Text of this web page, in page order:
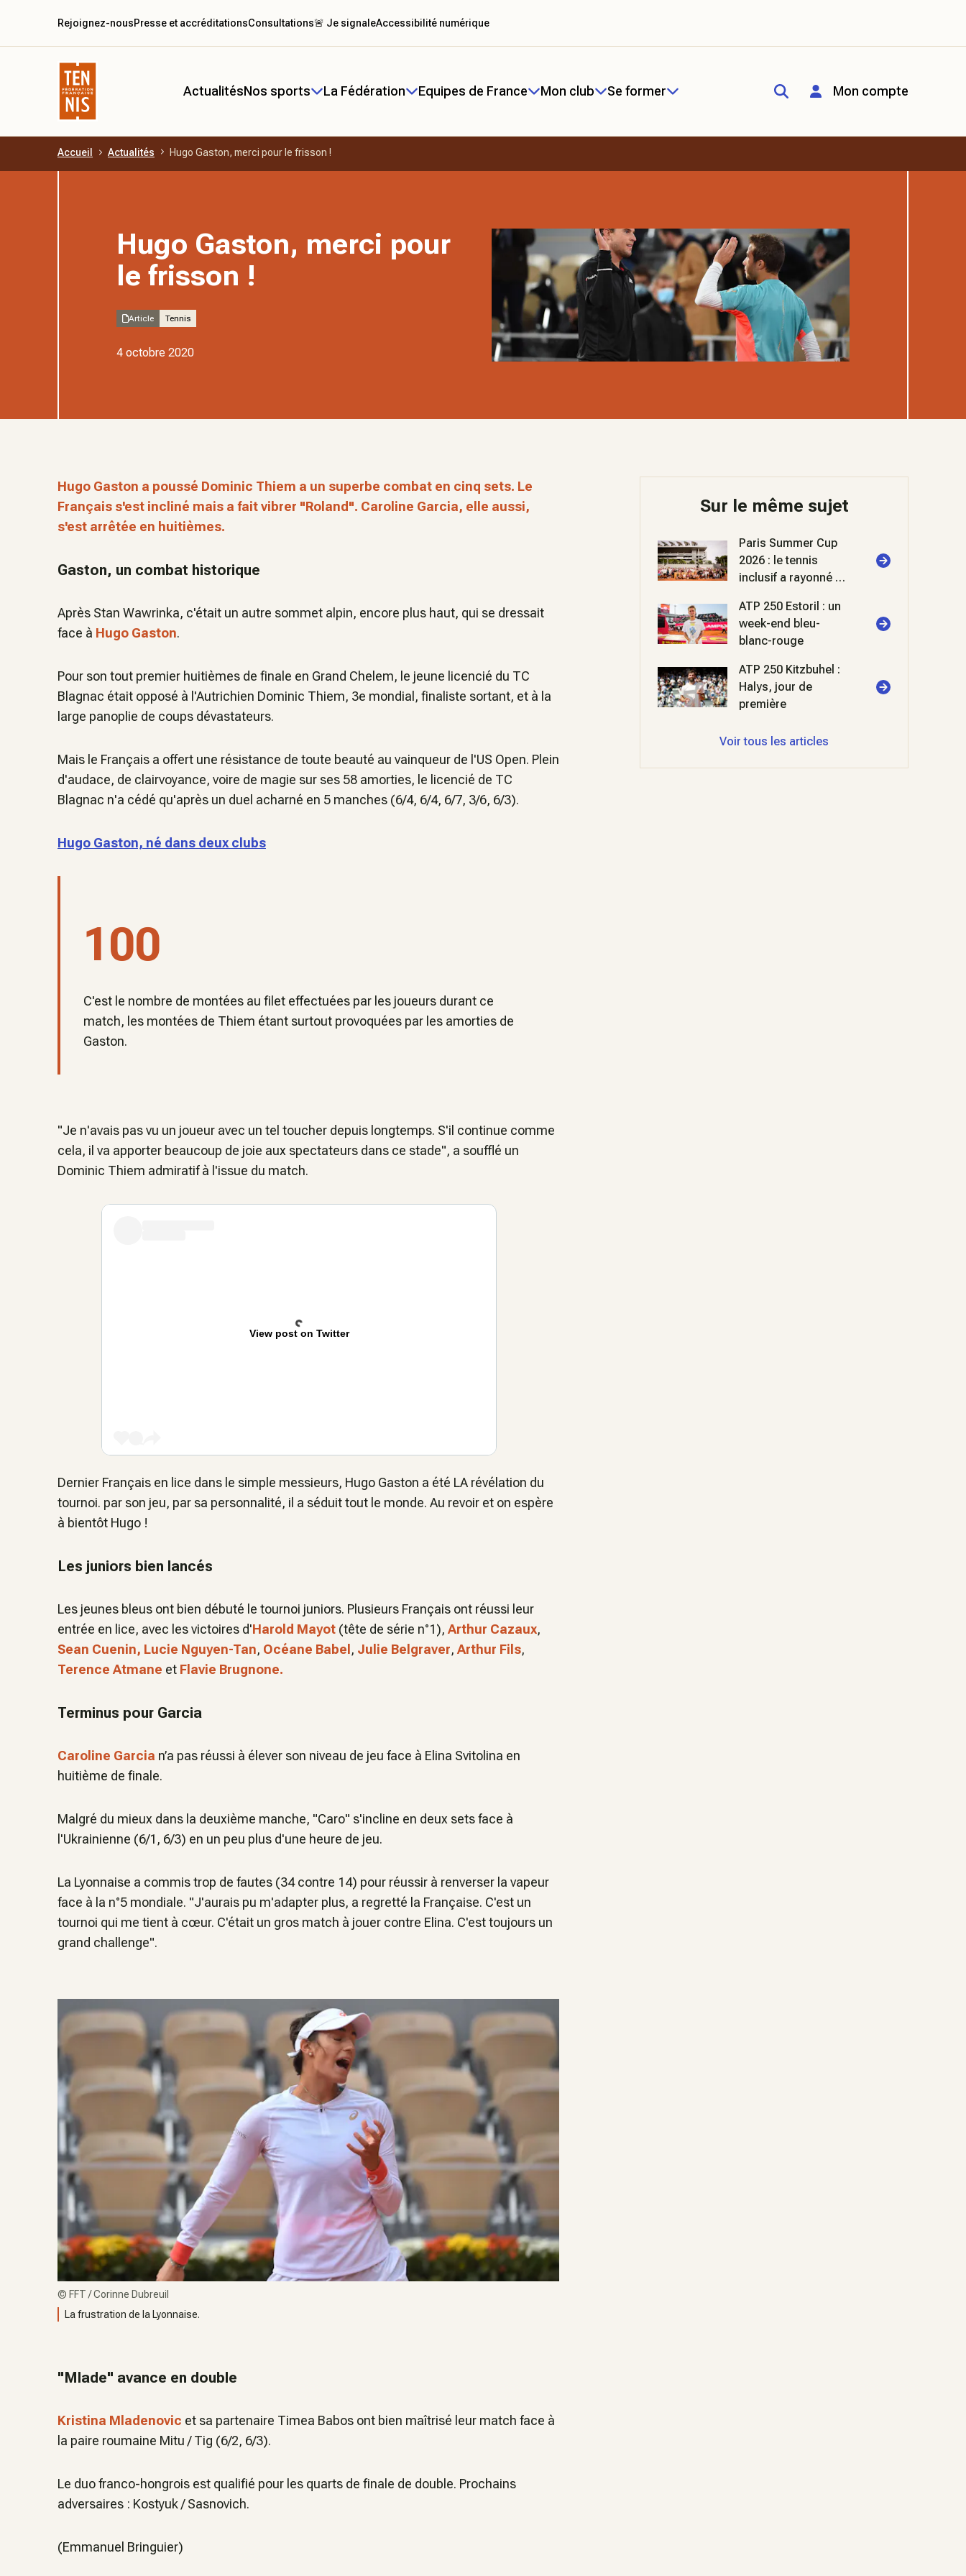
Aller au contenu principal
ActualitésNos sports La Fédération Equipes de France Mon club Se former Mon compte
Rejoignez-nousPresse et accréditationsConsultations🚨 Je signaleAccessibilité numérique
Accueil Actualités Hugo Gaston, merci pour le frisson !
Hugo Gaston, merci pour
le frisson !
Article Tennis
4 octobre 2020
Hugo Gaston a poussé Dominic Thiem a un superbe combat en cinq sets. Le
Français s'est incliné mais a fait vibrer "Roland". Caroline Garcia, elle aussi,
s'est arrêtée en huitièmes.
Gaston, un combat historique
Après Stan Wawrinka, c'était un autre sommet alpin, encore plus haut, qui se dressait
face à Hugo Gaston.
Pour son tout premier huitièmes de finale en Grand Chelem, le jeune licencié du TC
Blagnac était opposé à l'Autrichien Dominic Thiem, 3e mondial, finaliste sortant, et à la
large panoplie de coups dévastateurs.
Mais le Français a offert une résistance de toute beauté au vainqueur de l'US Open. Plein
d'audace, de clairvoyance, voire de magie sur ses 58 amorties, le licencié de TC
Blagnac n'a cédé qu'après un duel acharné en 5 manches (6/4, 6/4, 6/7, 3/6, 6/3).
Hugo Gaston, né dans deux clubs
100
C'est le nombre de montées au filet effectuées par les joueurs durant ce
match, les montées de Thiem étant surtout provoquées par les amorties de
Gaston.
"Je n'avais pas vu un joueur avec un tel toucher depuis longtemps. S'il continue comme
cela, il va apporter beaucoup de joie aux spectateurs dans ce stade", a soufflé un
Dominic Thiem admiratif à l'issue du match.
View post on Twitter
Dernier Français en lice dans le simple messieurs, Hugo Gaston a été LA révélation du
tournoi. par son jeu, par sa personnalité, il a séduit tout le monde. Au revoir et on espère
à bientôt Hugo !
Les juniors bien lancés
Les jeunes bleus ont bien débuté le tournoi juniors. Plusieurs Français ont réussi leur
entrée en lice, avec les victoires d'Harold Mayot (tête de série n°1), Arthur Cazaux,
Sean Cuenin, Lucie Nguyen-Tan, Océane Babel , Julie Belgraver, Arthur Fils,
Terence Atmane et Flavie Brugnone.
Terminus pour Garcia
Caroline Garcia n’a pas réussi à élever son niveau de jeu face à Elina Svitolina en
huitième de finale.
Malgré du mieux dans la deuxième manche, "Caro" s'incline en deux sets face à
l'Ukrainienne (6/1, 6/3) en un peu plus d'une heure de jeu.
La Lyonnaise a commis trop de fautes (34 contre 14) pour réussir à renverser la vapeur
face à la n°5 mondiale. "J'aurais pu m'adapter plus, a regretté la Française. C'est un
tournoi qui me tient à cœur. C'était un gros match à jouer contre Elina. C'est toujours un
grand challenge".
© FFT / Corinne Dubreuil
La frustration de la Lyonnaise.
"Mlade" avance en double
Kristina Mladenovic et sa partenaire Timea Babos ont bien maîtrisé leur match face à
la paire roumaine Mitu / Tig (6/2, 6/3).
Le duo franco-hongrois est qualifié pour les quarts de finale de double. Prochains
adversaires : Kostyuk / Sasnovich.
(Emmanuel Bringuier)
Sur le même sujet
Paris Summer Cup
2026 : le tennis
inclusif a rayonné à
ATP 250 Estoril : un
week-end bleu-
blanc-rouge
ATP 250 Kitzbuhel :
Halys, jour de
première
Voir tous les articles